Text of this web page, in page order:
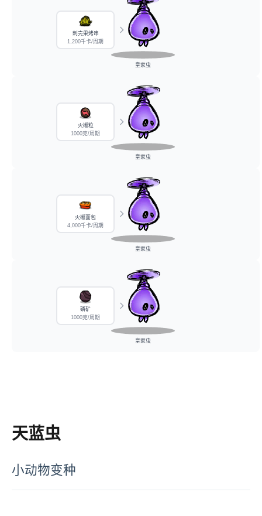
刺壳果烤串
1,200千卡/周期
皇家虫
火椒粒
1000克/周期
皇家虫
火椒面包
4,000千卡/周期
皇家虫
磷矿
1000克/周期
皇家虫
天蓝虫
小动物变种